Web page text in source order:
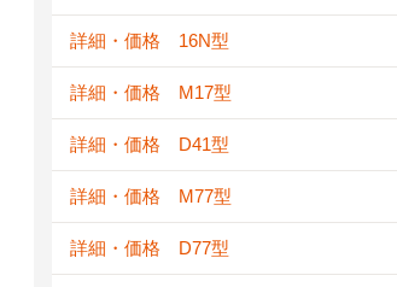
詳細・価格 16N型
詳細・価格 M17型
詳細・価格 D41型
詳細・価格 M77型
詳細・価格 D77型